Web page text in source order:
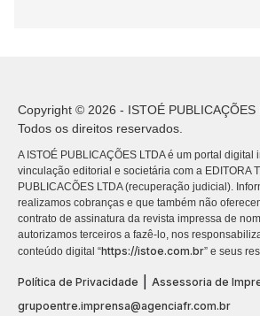
Copyright © 2026 - ISTOÉ PUBLICAÇÕES
Todos os direitos reservados.
A ISTOÉ PUBLICAÇÕES LTDA é um portal
vinculação editorial e societária com a EDITORA
PUBLICACÕES LTDA (recuperação judicial).
realizamos cobranças e que também não
contrato de assinatura da revista impressa de
autorizamos terceiros a fazê-lo, nos
conteúdo digital “https://istoe.com.br” e seus
Política de Privacidade
Assessoria de
grupoentre.imprensa@agenciafr.com.br